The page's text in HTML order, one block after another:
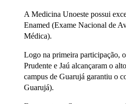
A Medicina Unoeste possui
Enamed (Exame Nacional de
Médica).
Logo na primeira participação,
Prudente e Jaú alcançaram o
campus de Guarujá garantiu o
Guarujá).